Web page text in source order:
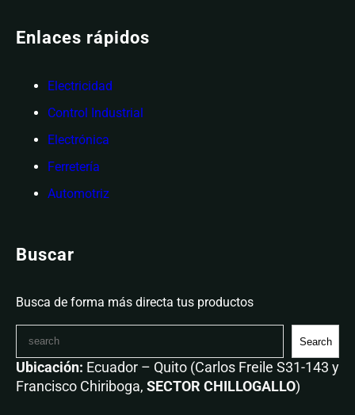
Enlaces rápidos
Electricidad
Control Industrial
Electrónica
Ferretería
Automotriz
Buscar
Busca de forma más directa tus productos
Search
Ubicación: Ecuador – Quito (Carlos Freile S31-143 y
Francisco Chiriboga, SECTOR CHILLOGALLO)